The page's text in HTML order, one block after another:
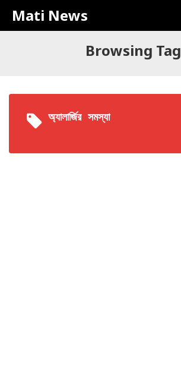
Mati News
Browsing Tag
অ্যালার্জির সমস্যা